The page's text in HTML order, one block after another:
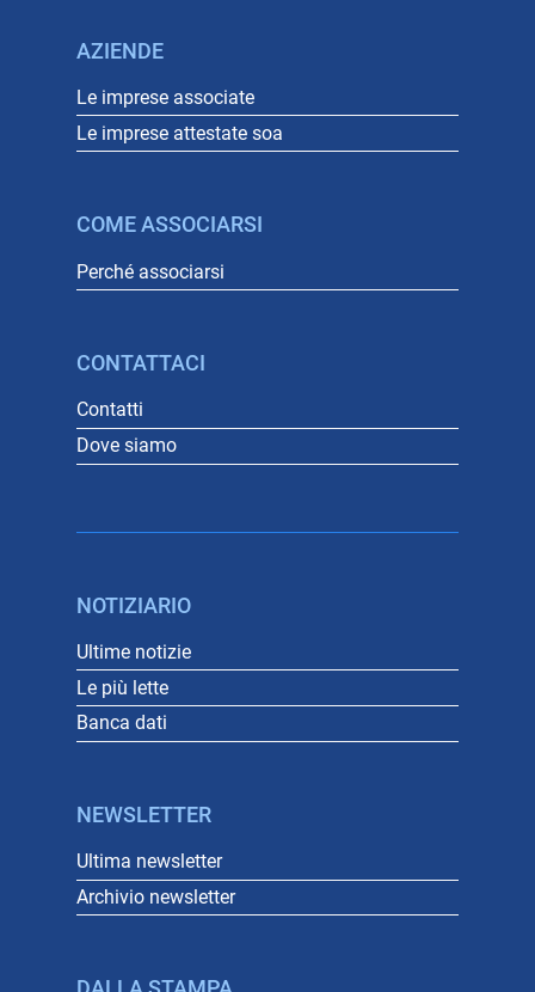
AZIENDE
Le imprese associate
Le imprese attestate soa
COME ASSOCIARSI
Perché associarsi
CONTATTACI
Contatti
Dove siamo
NOTIZIARIO
Ultime notizie
Le più lette
Banca dati
NEWSLETTER
Ultima newsletter
Archivio newsletter